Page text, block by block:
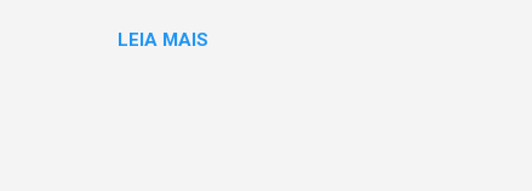
pressionando o botão
LEIA MAIS